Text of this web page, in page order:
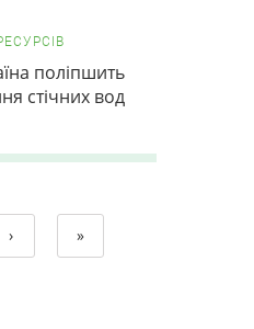
поліпшить
стічних вод
› »